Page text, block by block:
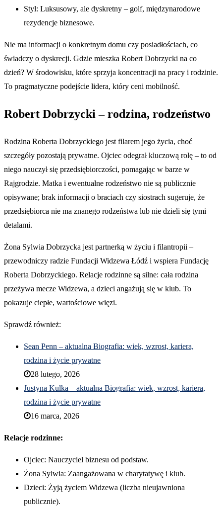
Styl: Luksusowy, ale dyskretny – golf, międzynarodowe
rezydencje biznesowe.
Nie ma informacji o konkretnym domu czy posiadłościach, co
świadczy o dyskrecji. Gdzie mieszka Robert Dobrzycki na co
dzień? W środowisku, które sprzyja koncentracji na pracy i rodzinie.
To pragmatyczne podejście lidera, który ceni mobilność.
Robert Dobrzycki – rodzina, rodzeństwo
Rodzina Roberta Dobrzyckiego jest filarem jego życia, choć
szczegóły pozostają prywatne. Ojciec odegrał kluczową rolę – to od
niego nauczył się przedsiębiorczości, pomagając w barze w
Rajgrodzie. Matka i ewentualne rodzeństwo nie są publicznie
opisywane; brak informacji o braciach czy siostrach sugeruje, że
przedsiębiorca nie ma znanego rodzeństwa lub nie dzieli się tymi
detalami.
Żona Sylwia Dobrzycka jest partnerką w życiu i filantropii –
przewodniczy radzie Fundacji Widzewa Łódź i wspiera Fundację
Roberta Dobrzyckiego. Relacje rodzinne są silne: cała rodzina
przeżywa mecze Widzewa, a dzieci angażują się w klub. To
pokazuje ciepłe, wartościowe więzi.
Sprawdź również:
Sean Penn – aktualna Biografia: wiek, wzrost, kariera,
rodzina i życie prywatne
28 lutego, 2026
Justyna Kulka – aktualna Biografia: wiek, wzrost, kariera,
rodzina i życie prywatne
16 marca, 2026
Relacje rodzinne:
Ojciec: Nauczyciel biznesu od podstaw.
Żona Sylwia: Zaangażowana w charytatywę i klub.
Dzieci: Żyją życiem Widzewa (liczba nieujawniona
publicznie).